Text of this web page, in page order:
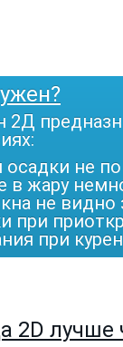
2Д
не
в жару
не видно
при
при
2D лучше